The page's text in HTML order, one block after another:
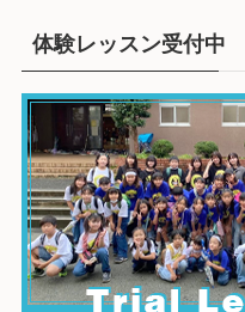
体験レッスン受付中